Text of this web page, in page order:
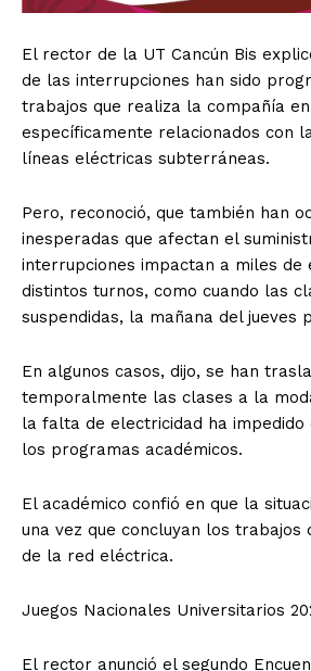
El rector de la UT Cancún Bis
de las interrupciones han sido
trabajos que realiza la compañía
específicamente relacionados con
líneas eléctricas subterráneas.
Pero, reconoció, que también han
inesperadas que afectan el
interrupciones impactan a miles de
distintos turnos, como cuando las
suspendidas, la mañana del jueves
En algunos casos, dijo, se han
temporalmente las clases a la
la falta de electricidad ha impedido
los programas académicos.
El académico confió en que la
una vez que concluyan los trabajos
de la red eléctrica.
Juegos Nacionales Universitarios
El rector anunció el segundo